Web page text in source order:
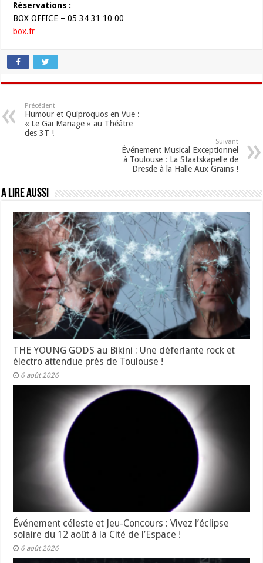
Réservations :
BOX OFFICE – 05 34 31 10 00
box.fr
Précédent
Humour et Quiproquos en Vue :
« Le Gai Mariage » au Théâtre
des 3T !
Suivant
Événement Musical Exceptionnel
à Toulouse : La Staatskapelle de
Dresde à la Halle Aux Grains !
A lire aussi
THE YOUNG GODS au Bikini : Une déferlante rock et
électro attendue près de Toulouse !
6 août 2026
Événement céleste et Jeu-Concours : Vivez l’éclipse
solaire du 12 août à la Cité de l’Espace !
6 août 2026